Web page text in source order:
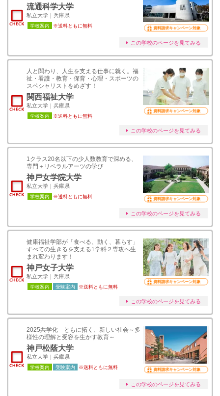
流通科学大学
私立大学｜兵庫県
学校案内 ※送料ともに無料 資料請求キャンペーン対象
この学校のページを見てみる
人と関わり、人生を支える仕事に就く。福
祉・看護・教育・保育・心理・スポーツの
スペシャリストをめざす！
関西福祉大学
私立大学｜兵庫県
学校案内 ※送料ともに無料
資料請求キャンペーン対象
この学校のページを見てみる
1クラス20名以下の少人数教育で深める、
専門＋リベラルアーツの学び
神戸女学院大学
私立大学｜兵庫県
学校案内 ※送料ともに無料 資料請求キャンペーン対象
この学校のページを見てみる
健康福祉学部が「⾷べる、動く、暮らす」
すべての⽣きるを⽀える1学科２専攻へ⽣
まれ変わります！
神戸女子大学
私立大学｜兵庫県
学校案内 受験案内 ※送料ともに無料
資料請求キャンペーン対象
この学校のページを見てみる
2025共学化 ともに拓く、新しい社会～多
様性の理解と受容を生かす教育～
神戸松蔭大学
私立大学｜兵庫県
学校案内 受験案内 ※送料ともに無料 資料請求キャンペーン対象
この学校のページを見てみる